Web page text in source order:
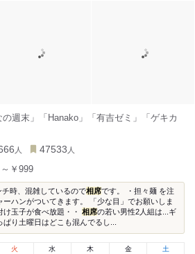
週末」「Hanako」「有吉ゼミ」「ゲキカ
人 47533 人
～￥999
チ時、混雑しているので相席です。 ・担々麺 を注
ハンがついてきます。 「少な目」でお願いしま
け玉子が食べ放題・・ 相席の若い男性2人組は...ギ
ぱり土曜日はどこも混んでるし...
火 水 木 金 土